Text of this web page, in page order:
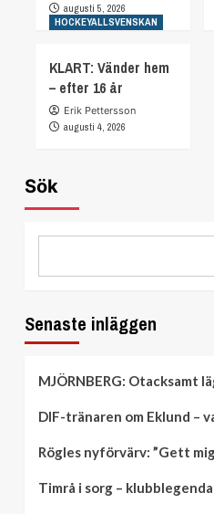
augusti 5, 2026
HOCKEYALLSVENSKAN
KLART: Vänder hem
– efter 16 år
Erik Pettersson
augusti 4, 2026
Sök
Senaste inläggen
MJÖRNBERG: Otacksamt
DIF-tränaren om Eklund –
Rögles nyförvärv: ”Gett
Timrå i sorg –